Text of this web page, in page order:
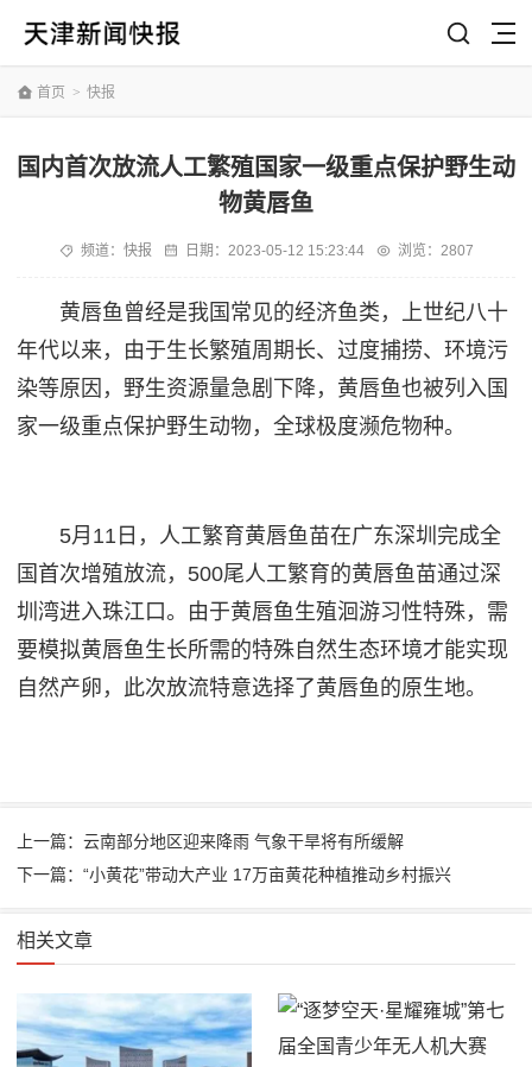
首页 > 快报
国内首次放流人工繁殖国家一级重点保护野生动
物黄唇鱼
频道： 快报 日期： 2023-05-12 15:23:44 浏览：2807
黄唇鱼曾经是我国常见的经济鱼类，上世纪八十
年代以来，由于生长繁殖周期长、过度捕捞、环境污
染等原因，野生资源量急剧下降，黄唇鱼也被列入国
家一级重点保护野生动物，全球极度濒危物种。
5月11日，人工繁育黄唇鱼苗在广东深圳完成全
国首次增殖放流，500尾人工繁育的黄唇鱼苗通过深
圳湾进入珠江口。由于黄唇鱼生殖洄游习性特殊，需
要模拟黄唇鱼生长所需的特殊自然生态环境才能实现
自然产卵，此次放流特意选择了黄唇鱼的原生地。
上一篇：云南部分地区迎来降雨 气象干旱将有所缓解
下一篇：“小黄花”带动大产业 17万亩黄花种植推动乡村振兴
相关文章